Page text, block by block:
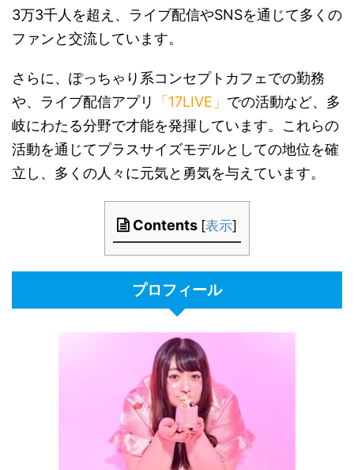
3万3千人を超え、ライブ配信やSNSを通じて多くの
ファンと交流しています。
さらに、ぽっちゃり系コンセプトカフェでの勤務
や、ライブ配信アプリ
「17LIVE」 での活動など、多
岐にわたる分野で才能を発揮しています。これらの
活動を通じてプラスサイズモデルとしての地位を確
立し、多くの人々に元気と勇気を与えています。
Contents [表示]
プロフィール